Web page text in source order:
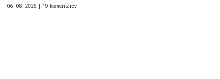
06. 08. 2026 | 19 komentárov